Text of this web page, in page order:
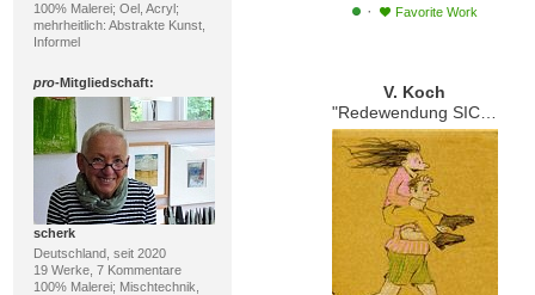
100% Malerei; Oel, Acryl;
mehrheitlich: Abstrakte Kunst,
Informel
pro-Mitgliedschaft:
scherk
Deutschland, seit 2020
19 Werke, 7 Kommentare
100% Malerei; Mischtechnik,
· Favorite Work
V. Koch
"Redewendung SICH AUF DEM LAUFENDEN HALTEN"